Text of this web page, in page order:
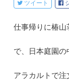
ツイート
仕事帰りに椿山
で、日本庭園の
アラカルトで